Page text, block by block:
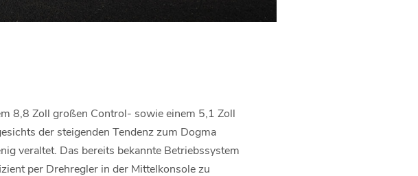
8,8 Zoll großen Control- sowie einem 5,1 Zoll
der steigenden Tendenz zum Dogma
veraltet. Das bereits bekannte Betriebssystem
per Drehregler in der Mittelkonsole zu